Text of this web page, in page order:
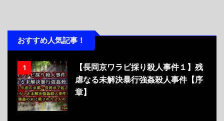
おすすめ人気記事！
1
【長岡京ワラビ採り殺人事件１】残
虐なる未解決暴行強姦殺人事件【序
章】